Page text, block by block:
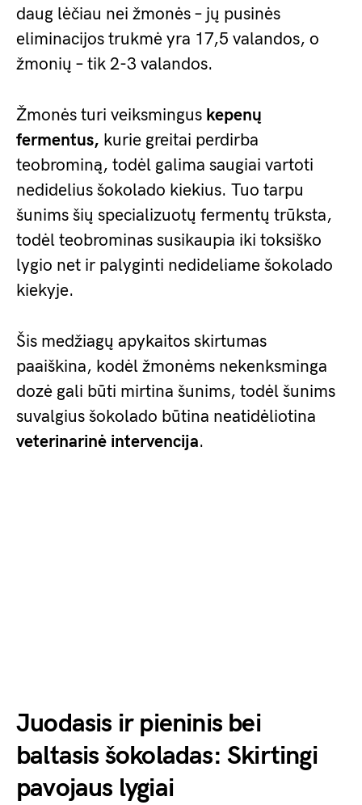
daug lėčiau nei žmonės – jų pusinės
eliminacijos trukmė yra 17,5 valandos, o
žmonių – tik 2-3 valandos.
Žmonės turi veiksmingus kepenų
fermentus, kurie greitai perdirba
teobrominą, todėl galima saugiai vartoti
nedidelius šokolado kiekius. Tuo tarpu
šunims šių specializuotų fermentų trūksta,
todėl teobrominas susikaupia iki toksiško
lygio net ir palyginti nedideliame šokolado
kiekyje.
Šis medžiagų apykaitos skirtumas
paaiškina, kodėl žmonėms nekenksminga
dozė gali būti mirtina šunims, todėl šunims
suvalgius šokolado būtina neatidėliotina
veterinarinė intervencija.
Juodasis ir pieninis bei
baltasis šokoladas: Skirtingi
pavojaus lygiai